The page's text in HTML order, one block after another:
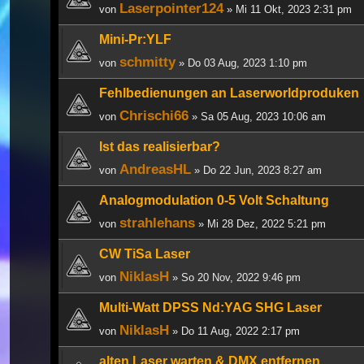
von Laserpointer124» Mi 11 Okt, 2023 2:31 pm
Mini-Pr:YLF
von schmitty» Do 03 Aug, 2023 1:10 pm
Fehlbedienungen an Laserworldproduken
von Chrischi66 » Sa 05 Aug, 2023 10:06 am
Ist das realisierbar?
von AndreasHL » Do 22 Jun, 2023 8:27 am
Analogmodulation 0-5 Volt Schaltung
von strahlehans » Mi 28 Dez, 2022 5:21 pm
CW TiSa Laser
von NiklasH » So 20 Nov, 2022 9:46 pm
Multi-Watt DPSS Nd:YAG SHG Laser
von NiklasH » Do 11 Aug, 2022 2:17 pm
alten Laser warten & DMX entfernen